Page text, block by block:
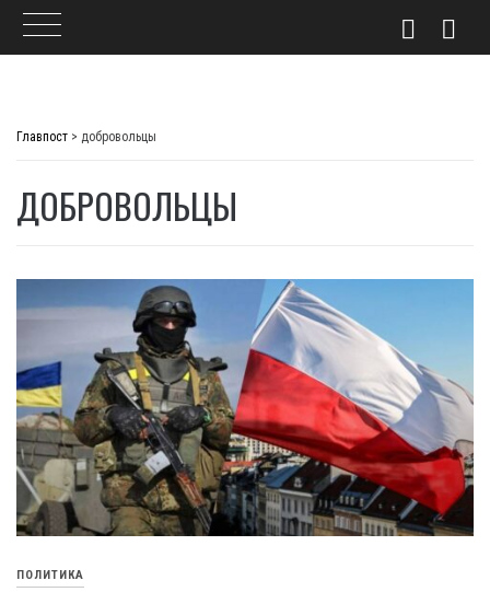
Главпост > добровольцы
ДОБРОВОЛЬЦЫ
ПОЛИТИКА